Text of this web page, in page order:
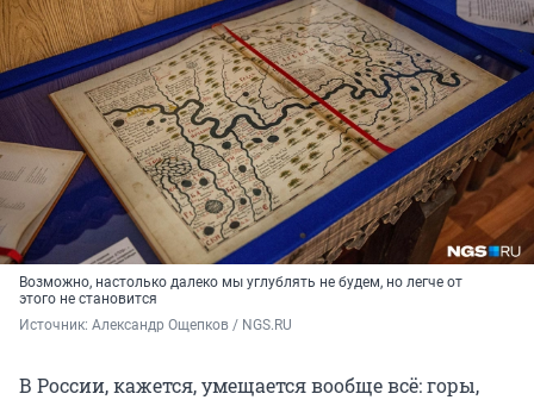
Возможно, настолько далеко мы углублять не будем, но легче от
этого не становится
Источник: Александр Ощепков / NGS.RU
В России, кажется, умещается вообще всё: горы,